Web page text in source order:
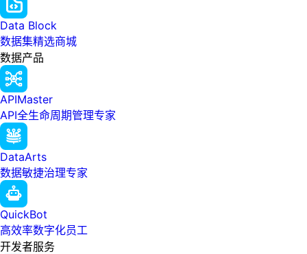
Data Block
数据集精选商城
数据产品
APIMaster
API全生命周期管理专家
DataArts
数据敏捷治理专家
QuickBot
高效率数字化员工
开发者服务